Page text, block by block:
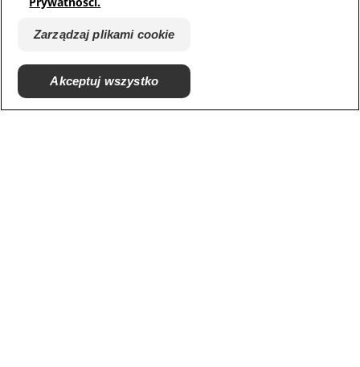
Hill’s Vet
Kariera
Zarządzaj plikami cookie
Akceptuj wszystko